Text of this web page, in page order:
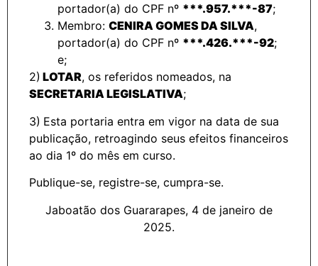
portador(a) do CPF nº ***.957.***-87;
Membro: CENIRA GOMES DA SILVA,
portador(a) do CPF nº ***.426.***-92;
e;
2) LOTAR, os referidos nomeados, na
SECRETARIA LEGISLATIVA;
3) Esta portaria entra em vigor na data de sua
publicação, retroagindo seus efeitos financeiros
ao dia 1º do mês em curso.
Publique-se, registre-se, cumpra-se.
Jaboatão dos Guararapes, 4 de janeiro de
2025.